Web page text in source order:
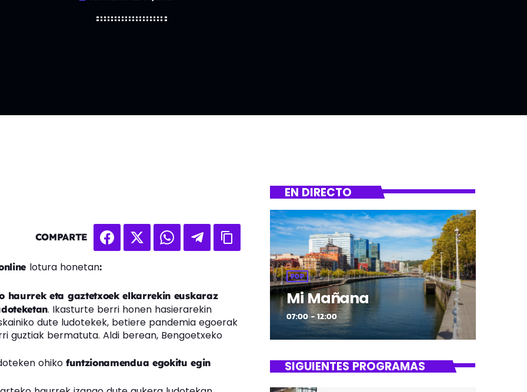
COMPARTE
lotura honetan:
haurrek eta gaztetxoek elkarrekin euskaraz
. Ikasturte berri honen hasierarekin
dute ludotekek, betiere pandemia egoerak
guztiak bermatuta. Aldi berean, Bengoetxeko
ohiko funtzionamendua egokitu egin
EN DIRECTO
POP
Mi Mañana
07:00 - 12:00
SIGUIENTES PROGRAMAS